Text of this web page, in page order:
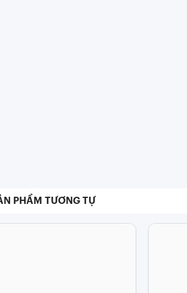
PHẨM TƯƠNG TỰ